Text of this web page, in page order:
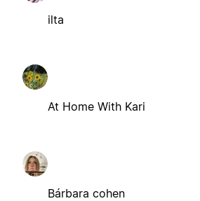
ilta
At Home With Kari
Bárbara cohen